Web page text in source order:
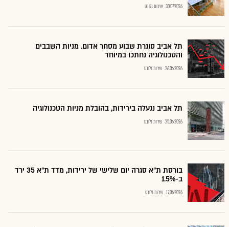
30.07.2026 שירות גלובס
תל אביב סוגרת שבוע מסחר אדום. מניות השבבים
והטכנולוגיה נחתכו במיוחד
26.06.2026 שירות גלובס
תל אביב ננעלה בירידות, בהובלת מניות הטכנולוגיה
25.06.2026 שירות גלובס
בורסת ת"א סגרה יום שלישי של ירידות, מדד ת"א 35 ירד
ב-1.5%
17.06.2026 שירות גלובס